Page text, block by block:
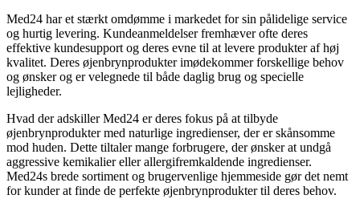
Med24 har et stærkt omdømme i markedet for sin pålidelige service
og hurtig levering. Kundeanmeldelser fremhæver ofte deres
effektive kundesupport og deres evne til at levere produkter af høj
kvalitet. Deres øjenbrynprodukter imødekommer forskellige behov
og ønsker og er velegnede til både daglig brug og specielle
lejligheder.
Hvad der adskiller Med24 er deres fokus på at tilbyde
øjenbrynprodukter med naturlige ingredienser, der er skånsomme
mod huden. Dette tiltaler mange forbrugere, der ønsker at undgå
aggressive kemikalier eller allergifremkaldende ingredienser.
Med24s brede sortiment og brugervenlige hjemmeside gør det nemt
for kunder at finde de perfekte øjenbrynprodukter til deres behov.